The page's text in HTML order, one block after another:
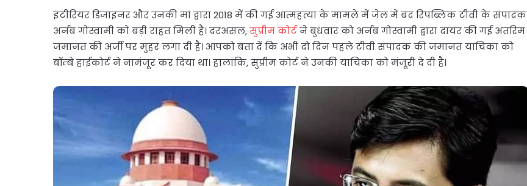
इंटीरियर डिजाइनर और उनकी मां द्वारा 2018 में की गई आत्महत्या के मामले में जेल में बंद रिपब्लिक टीवी के संपादक
अर्नब गोस्वामी को बड़ी राहत मिली है। दरअसल,सुप्रीम कोर्टने बुधवार को अर्नब गोस्वामी द्वारा दायर की गई अंतरिम
जमानत की अर्जी पर मुहर लगा दी है। आपको बता दें कि अभी दो दिन पहले टीवी संपादक की जमानत याचिका को
बॉम्बे हाईकोर्ट ने नामंजूर कर दिया था। हालांकि, सुप्रीम कोर्ट ने उनकी याचिका को मंजूरी दे दी है।